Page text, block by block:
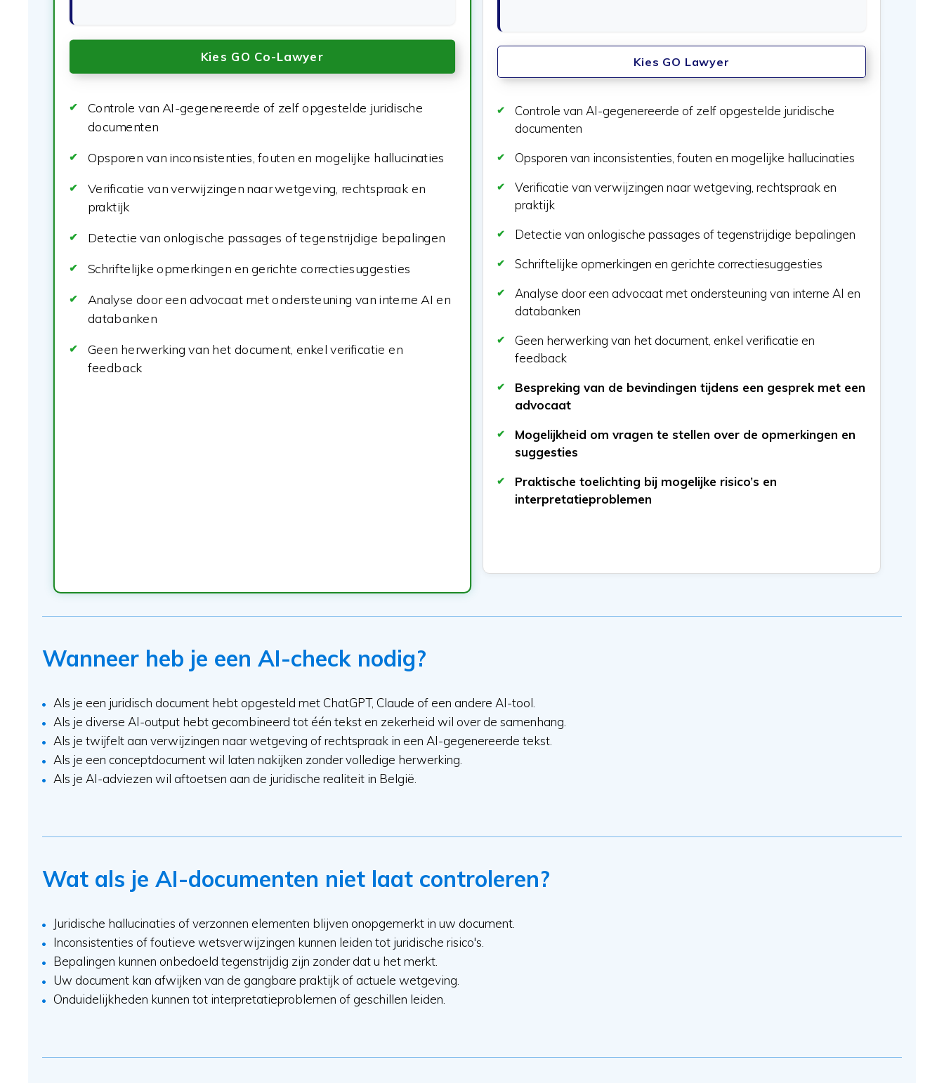
Kies GO Co-Lawyer
Controle van AI-gegenereerde of zelf opgestelde juridische
documenten
Opsporen van inconsistenties, fouten en mogelijke hallucinaties
Verificatie van verwijzingen naar wetgeving, rechtspraak en
praktijk
Detectie van onlogische passages of tegenstrijdige bepalingen
Schriftelijke opmerkingen en gerichte correctiesuggesties
Analyse door een advocaat met ondersteuning van interne AI en
databanken
Geen herwerking van het document, enkel verificatie en
feedback
Kies GO Lawyer
Controle van AI-gegenereerde of zelf opgestelde juridische
documenten
Opsporen van inconsistenties, fouten en mogelijke hallucinaties
Verificatie van verwijzingen naar wetgeving, rechtspraak en
praktijk
Detectie van onlogische passages of tegenstrijdige bepalingen
Schriftelijke opmerkingen en gerichte correctiesuggesties
Analyse door een advocaat met ondersteuning van interne AI en
databanken
Geen herwerking van het document, enkel verificatie en
feedback
Bespreking van de bevindingen tijdens een gesprek met een
advocaat
Mogelijkheid om vragen te stellen over de opmerkingen en
suggesties
Praktische toelichting bij mogelijke risico’s en
interpretatieproblemen
Wanneer heb je een AI-check nodig?
Als je een juridisch document hebt opgesteld met ChatGPT, Claude of een andere AI-tool.
Als je diverse AI-output hebt gecombineerd tot één tekst en zekerheid wil over de samenhang.
Als je twijfelt aan verwijzingen naar wetgeving of rechtspraak in een AI-gegenereerde tekst.
Als je een conceptdocument wil laten nakijken zonder volledige herwerking.
Als je AI-adviezen wil aftoetsen aan de juridische realiteit in België.
Wat als je AI-documenten niet laat controleren?
Juridische hallucinaties of verzonnen elementen blijven onopgemerkt in uw document.
Inconsistenties of foutieve wetsverwijzingen kunnen leiden tot juridische risico's.
Bepalingen kunnen onbedoeld tegenstrijdig zijn zonder dat u het merkt.
Uw document kan afwijken van de gangbare praktijk of actuele wetgeving.
Onduidelijkheden kunnen tot interpretatieproblemen of geschillen leiden.